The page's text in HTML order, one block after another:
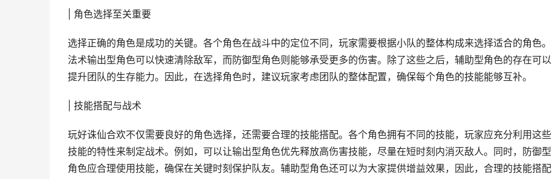
| 角色选择至关重要
选择正确的角色是成功的关键。各个角色在战斗中的定位不同，玩家需要根据小队的整体构成来选择适合的角色。
法术输出型角色可以快速清除敌军，而防御型角色则能够承受更多的伤害。除了这些之后，辅助型角色的存在可以
提升团队的生存能力。因此，在选择角色时，建议玩家考虑团队的整体配置，确保每个角色的技能能够互补。
| 技能搭配与战术
玩好诛仙合欢不仅需要良好的角色选择，还需要合理的技能搭配。各个角色拥有不同的技能，玩家应充分利用这些
技能的特性来制定战术。例如，可以让输出型角色优先释放高伤害技能，尽量在短时刻内消灭敌人。同时，防御型
角色应合理使用技能，确保在关键时刻保护队友。辅助型角色还可以为大家提供增益效果，因此，合理的技能搭配